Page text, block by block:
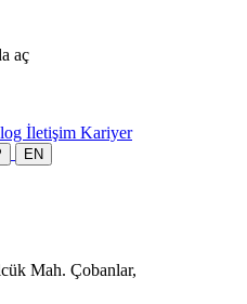
aç
İletişim Kariyer
EN
Mah. Çobanlar,